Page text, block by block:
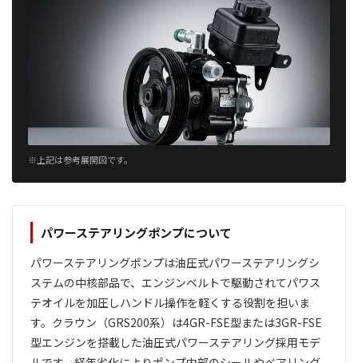
※上記は参考展開図です。
パワーステアリングポンプについて
パワーステアリングポンプは油圧式パワーステアリングシ
ステムの中核部品で、エンジンベルトで駆動されてパワス
テオイルを加圧しハンドル操作を軽くする役割を担いま
す。クラウン（GRS200系）は4GR-FSE型または3GR-FSE
型エンジンを搭載した油圧式パワーステアリング採用モデ